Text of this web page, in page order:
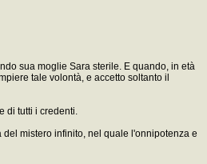
sua moglie Sara sterile. E quando, in età
tale volontà, e accetto soltanto il
di tutti i credenti.
mistero infinito, nel quale l'onnipotenza e